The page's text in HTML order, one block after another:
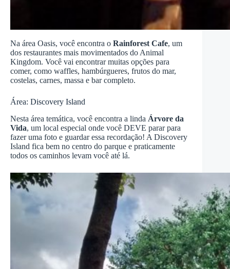
Na área Oasis, você encontra o Rainforest Cafe, um
dos restaurantes mais movimentados do Animal
Kingdom. Você vai encontrar muitas opções para
comer, como waffles, hambúrgueres, frutos do mar,
costelas, carnes, massa e bar completo.
Área: Discovery Island
Nesta área temática, você encontra a linda Árvore da
Vida, um local especial onde você DEVE parar para
fazer uma foto e guardar essa recordação! A Discovery
Island fica bem no centro do parque e praticamente
todos os caminhos levam você até lá.